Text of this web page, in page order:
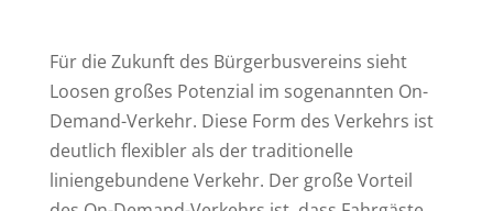
Für die Zukunft des Bürgerbusvereins sieht
Loosen großes Potenzial im sogenannten On-
Demand-Verkehr. Diese Form des Verkehrs ist
deutlich flexibler als der traditionelle
liniengebundene Verkehr. Der große Vorteil